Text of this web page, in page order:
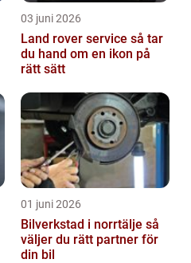
03 juni 2026
Land rover service så tar
du hand om en ikon på
rätt sätt
01 juni 2026
Bilverkstad i norrtälje så
väljer du rätt partner för
din bil